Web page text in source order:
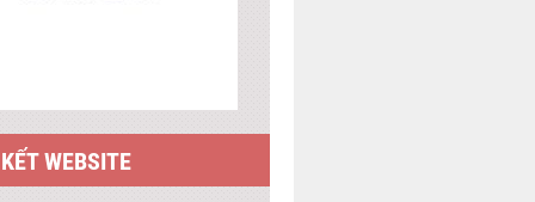
WEBSITE